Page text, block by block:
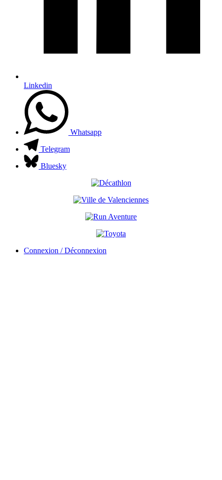
Linkedin
Whatsapp
Telegram
Bluesky
Connexion / Déconnexion